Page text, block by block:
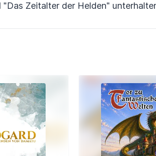
Zeitalter der Helden"